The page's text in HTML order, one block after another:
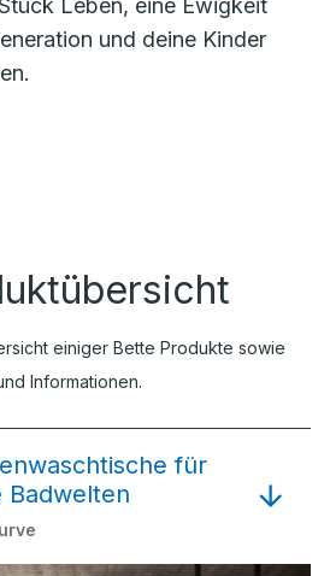
Leben, eine Ewigkeit
und deine Kinder
einiger Bette Produkte sowie
Informationen.
für
Badwelten